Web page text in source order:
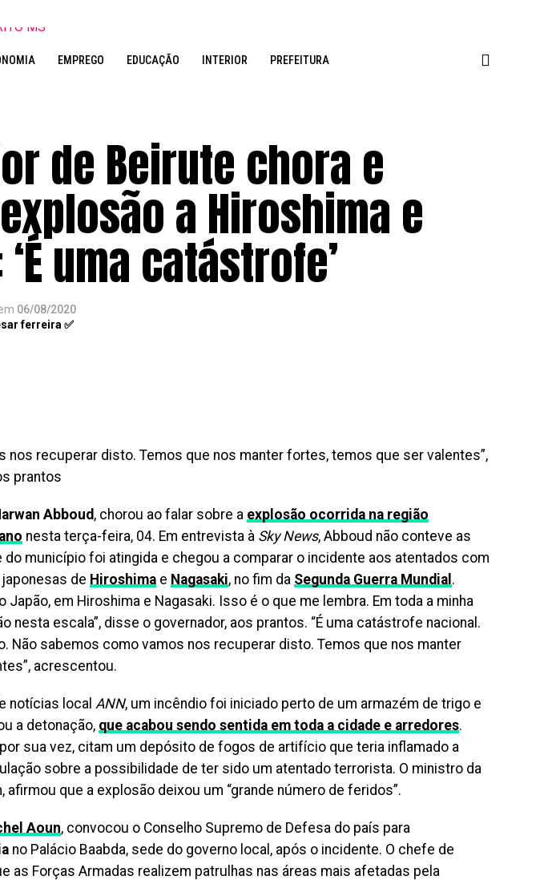
EMPREGO EDUCAÇÃO INTERIOR PREFEITURA
de Beirute chora e
a Hiroshima e
uma catástrofe’
06/08/2020
ferreira ✅
nos recuperar disto. Temos que nos manter fortes, temos que ser valentes”,
prantos
Abboud, chorou ao falar sobre a explosão ocorrida na região
nesta terça-feira, 04. Em entrevista à Sky News, Abboud não conteve as
do município foi atingida e chegou a comparar o incidente aos atentados com
de Hiroshima e Nagasaki, no fim da Segunda Guerra Mundial .
Japão, em Hiroshima e Nagasaki. Isso é o que me lembra. Em toda a minha
nesta escala”, disse o governador, aos prantos. “É uma catástrofe nacional.
Não sabemos como vamos nos recuperar disto. Temos que nos manter
acrescentou.
notícias local ANN, um incêndio foi iniciado perto de um armazém de trigo e
a detonação, que acabou sendo sentida em toda a cidade e arredores.
sua vez, citam um depósito de fogos de artifício que teria inflamado a
sobre a possibilidade de ter sido um atentado terrorista. O ministro da
afirmou que a explosão deixou um “grande número de feridos”.
Aoun, convocou o Conselho Supremo de Defesa do país para
no Palácio Baabda, sede do governo local, após o incidente. O chefe de
as Forças Armadas realizem patrulhas nas áreas mais afetadas pela